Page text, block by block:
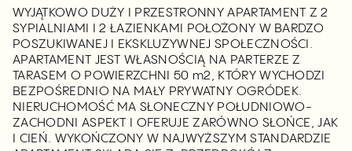
WYJĄTKOWO DUŻY I PRZESTRONNY APARTAMENT Z 2
SYPIALNIAMI I 2 ŁAZIENKAMI POŁOŻONY W BARDZO
POSZUKIWANEJ I EKSKLUZYWNEJ SPOŁECZNOŚCI.
APARTAMENT JEST WŁASNOŚCIĄ NA PARTERZE Z
TARASEM O POWIERZCHNI 50 m2, KTÓRY WYCHODZI
BEZPOŚREDNIO NA MAŁY PRYWATNY OGRÓDEK.
NIERUCHOMOŚĆ MA SŁONECZNY POŁUDNIOWO-
ZACHODNI ASPEKT I OFERUJE ZARÓWNO SŁOŃCE, JAK
I CIEŃ. WYKOŃCZONY W NAJWYŻSZYM STANDARDZIE